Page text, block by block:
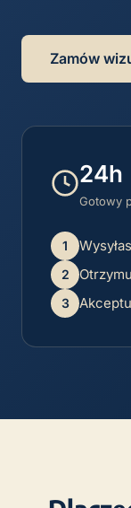
Zamów
24h
Gotowy
1
2
3